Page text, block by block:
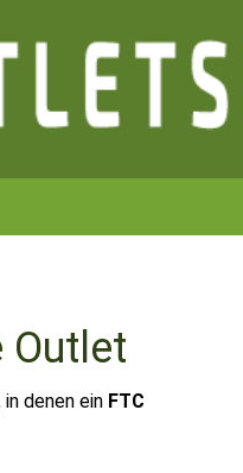
Outlet
denen ein FTC